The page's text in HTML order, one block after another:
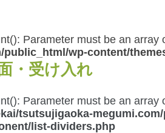
Parameter must be an
public_html/wp-content/
・受け入れ
Parameter must be an
tsutsujigaoka-
list-dividers.php